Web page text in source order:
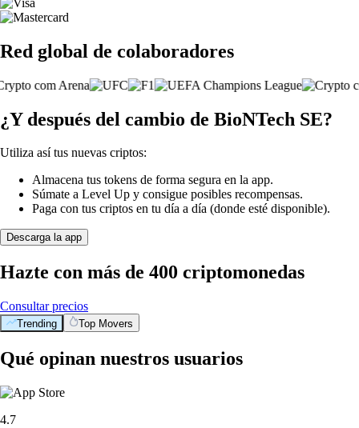
Red global de colaboradores
¿Y después del cambio de BioNTech SE?
Utiliza así tus nuevas criptos:
Almacena tus tokens de forma segura en la app.
Súmate a Level Up y consigue posibles recompensas.
Paga con tus criptos en tu día a día (donde esté disponible).
Descarga la app
Hazte con más de 400 criptomonedas
Consultar precios
Trending Top Movers
Qué opinan nuestros usuarios
4.7